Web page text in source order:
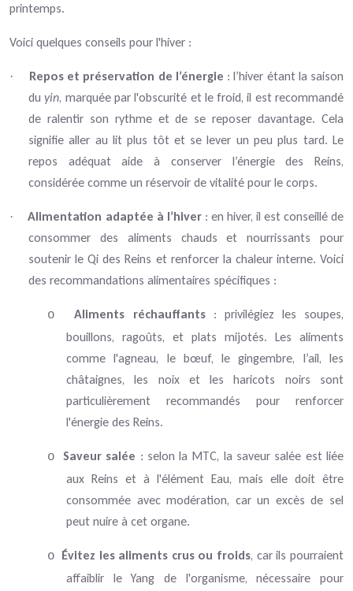
printemps.
Voici quelques conseils pour l'hiver :
· Repos et préservation de l’énergie : l’hiver étant la saison
duyin, marquée par l'obscurité et le froid, il est recommandé
de ralentir son rythme et de se reposer davantage. Cela
signifie aller au lit plus tôt et se lever un peu plus tard. Le
repos adéquat aide à conserver l’énergie des Reins,
considérée comme un réservoir de vitalité pour le corps.
· Alimentation adaptée à l’hiver: en hiver, il est conseillé de
consommer des aliments chauds et nourrissants pour
soutenir le Qi des Reins et renforcer la chaleur interne. Voici
des recommandations alimentaires spécifiques :
o Aliments réchauffants: privilégiez les soupes,
bouillons, ragoûts, et plats mijotés. Les aliments
comme l'agneau, le bœuf, le gingembre, l’ail, les
châtaignes, les noix et les haricots noirs sont
particulièrement recommandés pour renforcer
l'énergie des Reins.
o Saveur salée : selon la MTC, la saveur salée est liée
aux Reins et à l'élément Eau, mais elle doit être
consommée avec modération, car un excès de sel
peut nuire à cet organe.
o Évitez les aliments crus ou froids, car ils pourraient
affaiblir le Yang de l'organisme, nécessaire pour